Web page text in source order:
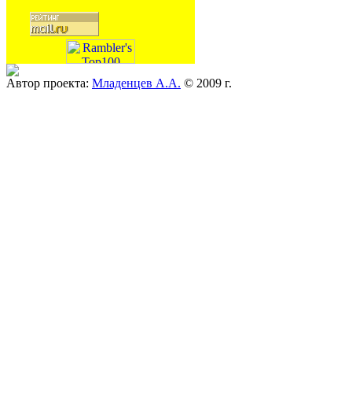
Автор проекта: Младенцев А.А. © 2009 г.